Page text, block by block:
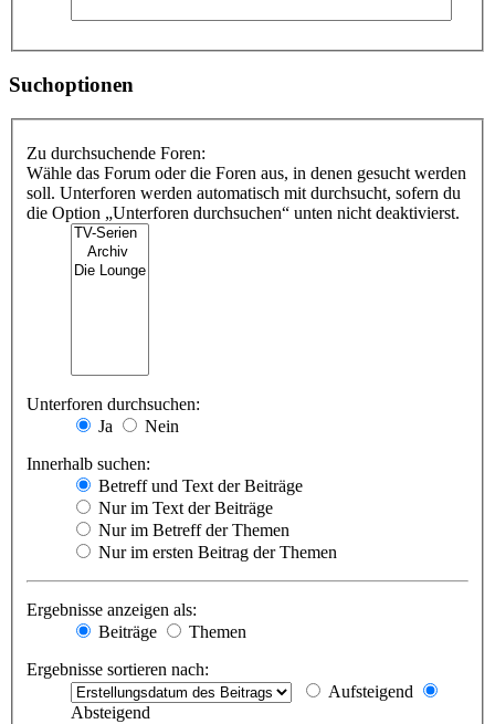
Suchoptionen
Zu durchsuchende Foren:
Wähle das Forum oder die Foren aus, in denen gesucht werden
soll. Unterforen werden automatisch mit durchsucht, sofern du
die Option „Unterforen durchsuchen“ unten nicht deaktivierst.
Unterforen durchsuchen:
Ja
Nein
Innerhalb suchen:
Betreff und Text der Beiträge
Nur im Text der Beiträge
Nur im Betreff der Themen
Nur im ersten Beitrag der Themen
Ergebnisse anzeigen als:
Beiträge
Themen
Ergebnisse sortieren nach:
Aufsteigend
Absteigend